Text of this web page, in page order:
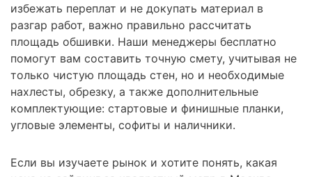
избежать переплат и не докупать материал в
разгар работ, важно правильно рассчитать
площадь обшивки. Наши менеджеры бесплатно
помогут вам составить точную смету, учитывая не
только чистую площадь стен, но и необходимые
нахлесты, обрезку, а также дополнительные
комплектующие: стартовые и финишные планки,
угловые элементы, софиты и наличники.
Если вы изучаете рынок и хотите понять, какая